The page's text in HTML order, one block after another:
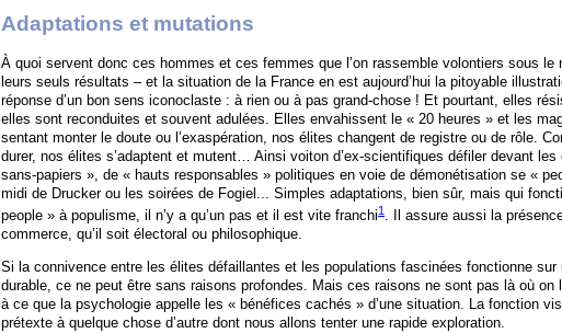
Adaptations et mutations
À quoi servent donc ces hommes et ces femmes que l’on rassemble volontiers sous le
leurs seuls résultats – et la situation de la France en est aujourd’hui la pitoyable
réponse d’un bon sens iconoclaste : à rien ou à pas grand-chose ! Et pourtant, elles
elles sont reconduites et souvent adulées. Elles envahissent le « 20 heures » et les
sentant monter le doute ou l’exaspération, nos élites changent de registre ou de rôle.
durer, nos élites s’adaptent et mutent… Ainsi voiton d’ex-scientifiques défiler devant
sans-papiers », de « hauts responsables » politiques en voie de démonétisation se «
midi de Drucker ou les soirées de Fogiel... Simples adaptations, bien sûr, mais qui
people » à populisme, il n’y a qu’un pas et il est vite franchi1 . Il assure aussi la
commerce, qu’il soit électoral ou philosophique.
Si la connivence entre les élites défaillantes et les populations fascinées fonctionne
durable, ce ne peut être sans raisons profondes. Mais ces raisons ne sont pas là où on
à ce que la psychologie appelle les « bénéfices cachés » d’une situation. La fonction
prétexte à quelque chose d’autre dont nous allons tenter une rapide exploration.